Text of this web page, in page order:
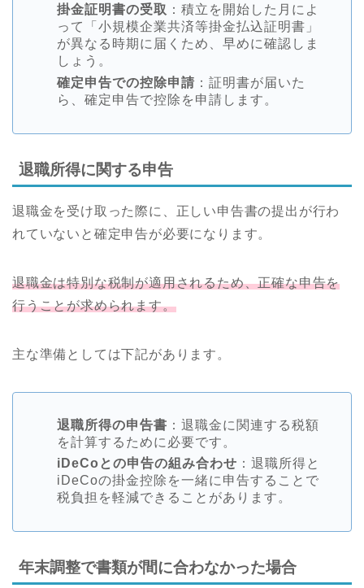
掛金証明書の受取 ：積立を開始した月によ
って「小規模企業共済等掛金払込証明書」
が異なる時期に届くため、早めに確認しま
しょう。
確定申告での控除申請 ：証明書が届いた
ら、確定申告で控除を申請します。
退職所得に関する申告
退職金を受け取った際に、正しい申告書の提出が行わ
れていないと確定申告が必要になります。
退職金は特別な税制が適用されるため、正確な申告を
行うことが求められます。
主な準備としては下記があります。
退職所得の申告書 ：退職金に関連する税額
を計算するために必要です。
iDeCoとの申告の組み合わせ ：退職所得と
iDeCoの掛金控除を一緒に申告することで
税負担を軽減できることがあります。
年末調整で書類が間に合わなかった場合